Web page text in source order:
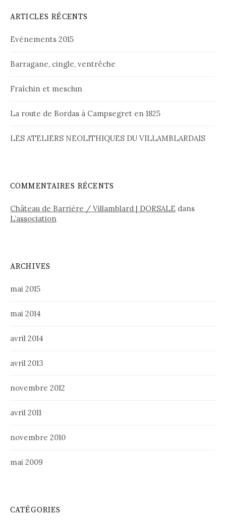
ARTICLES RÉCENTS
Evénements 2015
Barragane, cingle, ventrêche
Fraîchin et mesclun
La route de Bordas à Campsegret en 1825
LES ATELIERS NEOLITHIQUES DU VILLAMBLARDAIS
COMMENTAIRES RÉCENTS
Château de Barrière / Villamblard | DORSALE dans
L’association
ARCHIVES
mai 2015
mai 2014
avril 2014
avril 2013
novembre 2012
avril 2011
novembre 2010
mai 2009
CATÉGORIES